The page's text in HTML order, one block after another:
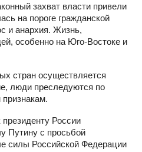
захват власти привели
на пороге гражданской
и анархия. Жизнь,
особенно на Юго-Востоке и
стран осуществляется
люди преследуются по
России
Путину с просьбой
силы Российской Федерации